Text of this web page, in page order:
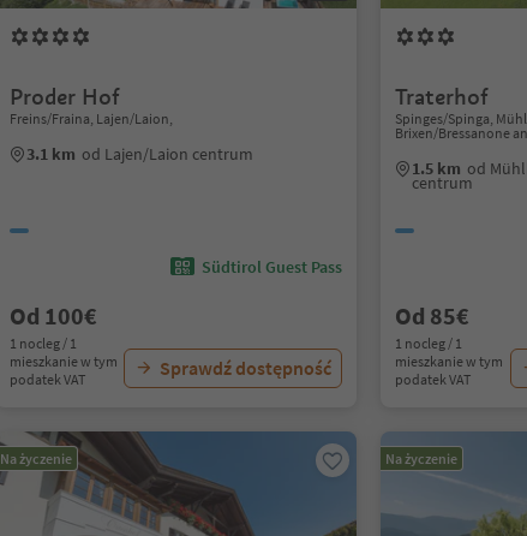
Proder Hof
Freins/Fraina, Lajen/Laion,
3.1 km od Lajen/Laion centrum
Südtirol Guest Pass
Od 100€
1 nocleg / 1
mieszkanie w tym
podatek VAT
Sprawdź dostępność
Traterhof
Spinges/Spinga,
Brixen/Bressanone
1.5 km od
centrum
Od 85€
1 nocleg / 1
mieszkanie w tym
podatek VAT
Na życzenie Na życzenie